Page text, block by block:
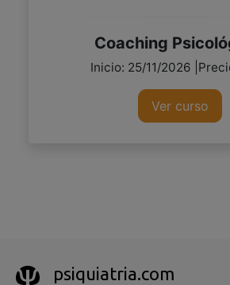
Coaching
Inicio: 25/11/2026
Ver curso
psiquiatria.com